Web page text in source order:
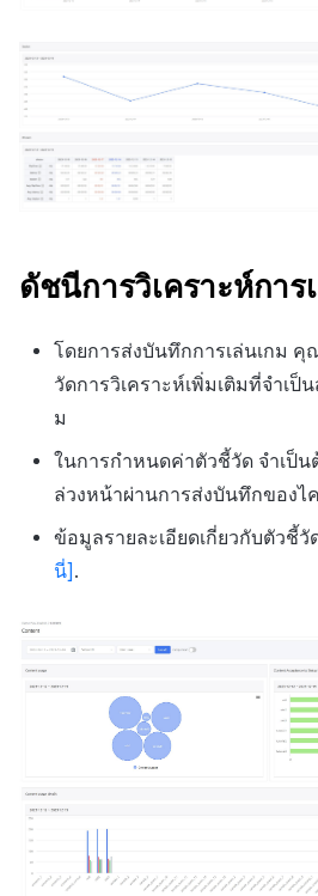
ดัชนีการวิเคราะห์การ
โดยการส่งบันทึกการเล่นเกม
วัดการวิเคราะห์เพิ่มเติมที่จำเป็
ม
ในการกำหนดค่าตัวชี้วัด จำเป็
ล่วงหน้าผ่านการส่งบันทึกของไ
ข้อมูลรายละเอียดเกี่ยวกับตัวชี้
นี่] .